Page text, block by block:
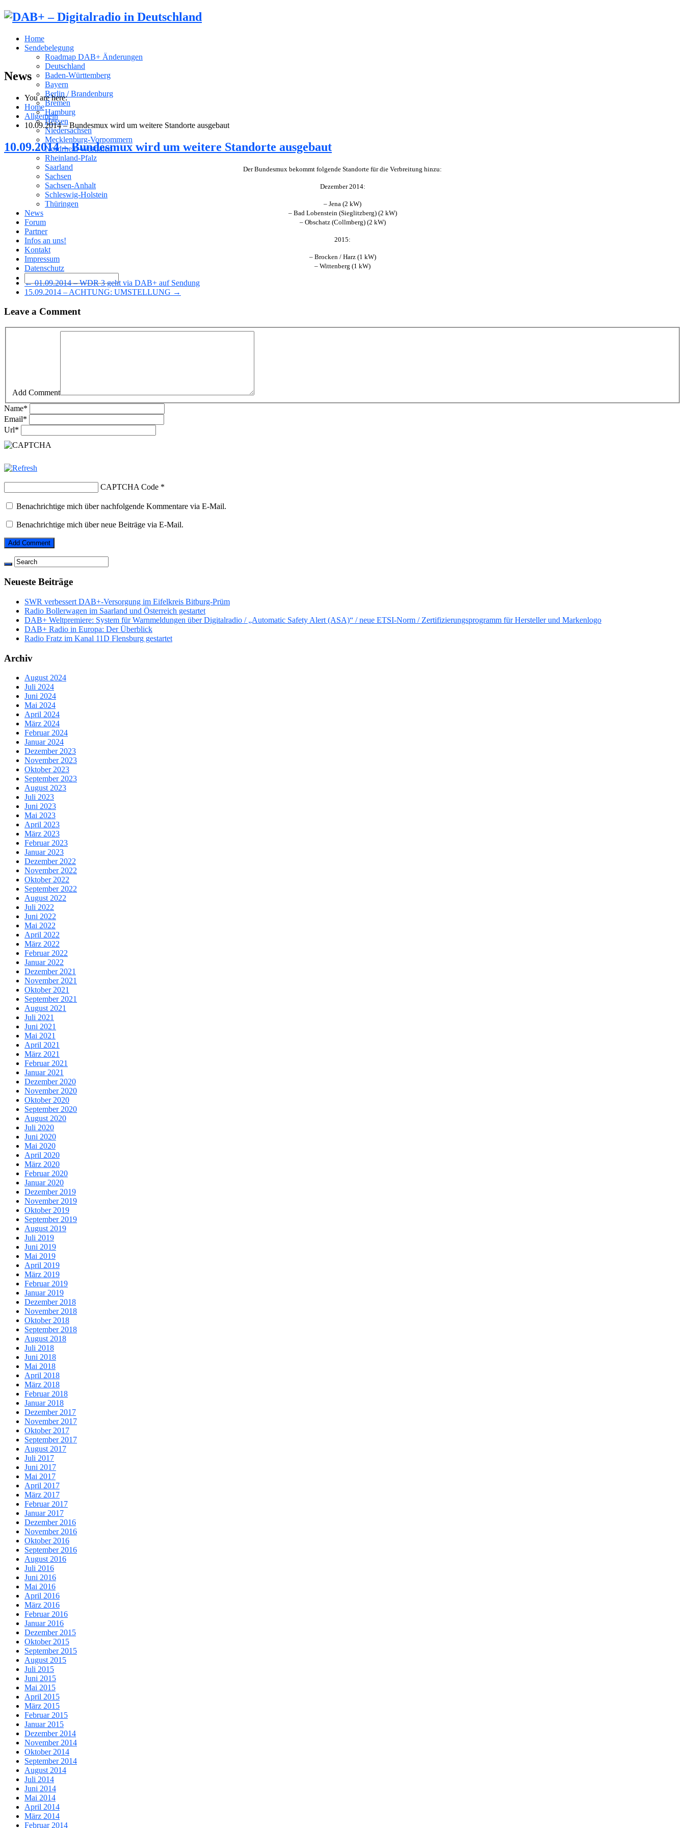
Home
Sendebelegung
Roadmap DAB+ Änderungen
Deutschland
Baden-Württemberg
Bayern
Berlin / Brandenburg
Bremen
Hamburg
Hessen
Niedersachsen
Mecklenburg-Vorpommern
Nordrhein-Westfalen
Rheinland-Pfalz
Saarland
Sachsen
Sachsen-Anhalt
Schleswig-Holstein
Thüringen
News
Forum
Partner
Infos an uns!
Kontakt
Impressum
Datenschutz
News
You are here:
Home
Allgemein
10.09.2014 – Bundesmux wird um weitere Standorte ausgebaut
10.09.2014 – Bundesmux wird um weitere Standorte ausgebaut
Der Bundesmux bekommt folgende Standorte für die Verbreitung hinzu:
Dezember 2014:
– Jena (2 kW)
– Bad Lobenstein (Sieglitzberg) (2 kW)
– Obschatz (Collmberg) (2 kW)
2015:
– Brocken / Harz (1 kW)
– Wittenberg (1 kW)
← 01.09.2014 – WDR 3 geht via DAB+ auf Sendung
15.09.2014 – ACHTUNG: UMSTELLUNG →
Leave a Comment
Add Comment
Name*
Email*
Url*
CAPTCHA Code *
Benachrichtige mich über nachfolgende Kommentare via E-Mail.
Benachrichtige mich über neue Beiträge via E-Mail.
Neueste Beiträge
SWR verbessert DAB+-Versorgung im Eifelkreis Bitburg-Prüm
Radio Bollerwagen im Saarland und Österreich gestartet
DAB+ Weltpremiere: System für Warnmeldungen über Digitalradio / „Automatic Safety Alert (ASA)“ / neue ETSI-Norm / Zertifizierungsprogramm für Hersteller und Markenlogo
DAB+ Radio in Europa: Der Überblick
Radio Fratz im Kanal 11D Flensburg gestartet
Archiv
August 2024
Juli 2024
Juni 2024
Mai 2024
April 2024
März 2024
Februar 2024
Januar 2024
Dezember 2023
November 2023
Oktober 2023
September 2023
August 2023
Juli 2023
Juni 2023
Mai 2023
April 2023
März 2023
Februar 2023
Januar 2023
Dezember 2022
November 2022
Oktober 2022
September 2022
August 2022
Juli 2022
Juni 2022
Mai 2022
April 2022
März 2022
Februar 2022
Januar 2022
Dezember 2021
November 2021
Oktober 2021
September 2021
August 2021
Juli 2021
Juni 2021
Mai 2021
April 2021
März 2021
Februar 2021
Januar 2021
Dezember 2020
November 2020
Oktober 2020
September 2020
August 2020
Juli 2020
Juni 2020
Mai 2020
April 2020
März 2020
Februar 2020
Januar 2020
Dezember 2019
November 2019
Oktober 2019
September 2019
August 2019
Juli 2019
Juni 2019
Mai 2019
April 2019
März 2019
Februar 2019
Januar 2019
Dezember 2018
November 2018
Oktober 2018
September 2018
August 2018
Juli 2018
Juni 2018
Mai 2018
April 2018
März 2018
Februar 2018
Januar 2018
Dezember 2017
November 2017
Oktober 2017
September 2017
August 2017
Juli 2017
Juni 2017
Mai 2017
April 2017
März 2017
Februar 2017
Januar 2017
Dezember 2016
November 2016
Oktober 2016
September 2016
August 2016
Juli 2016
Juni 2016
Mai 2016
April 2016
März 2016
Februar 2016
Januar 2016
Dezember 2015
Oktober 2015
September 2015
August 2015
Juli 2015
Juni 2015
Mai 2015
April 2015
März 2015
Februar 2015
Januar 2015
Dezember 2014
November 2014
Oktober 2014
September 2014
August 2014
Juli 2014
Juni 2014
Mai 2014
April 2014
März 2014
Februar 2014